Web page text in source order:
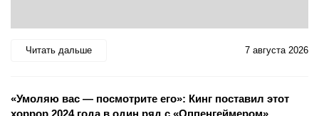
Читать дальше 7 августа 2026
«Умоляю вас — посмотрите его»: Кинг поставил этот
хоррор 2024 года в один ряд с «Оппенгеймером»